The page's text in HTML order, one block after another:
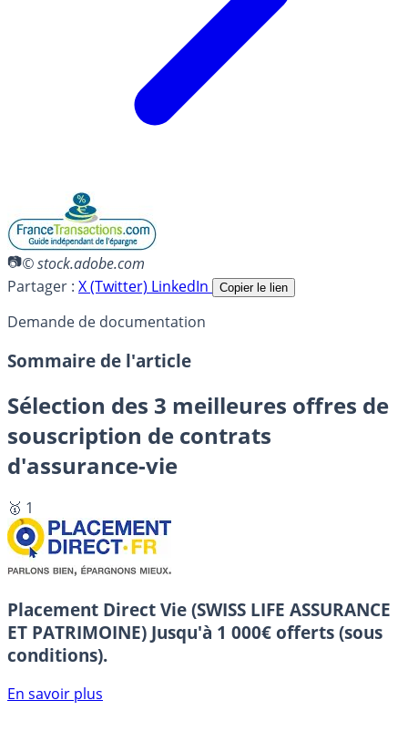
© stock.adobe.com
Partager : X (Twitter) LinkedIn Copier le lien
Demande de documentation
Sommaire de l'article
Sélection des 3 meilleures offres de
souscription de contrats
d'assurance-vie
🥇 1
Placement Direct Vie (SWISS LIFE ASSURANCE
ET PATRIMOINE) Jusqu'à 1 000€ offerts (sous
conditions).
En savoir plus